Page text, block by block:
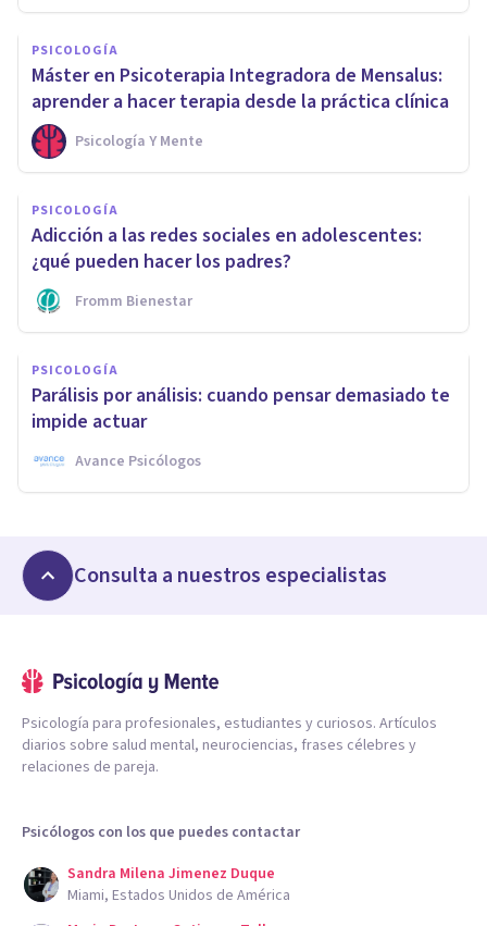
PSICOLOGÍA
Máster en Psicoterapia Integradora de Mensalus:
aprender a hacer terapia desde la práctica clínica
Psicología Y Mente
PSICOLOGÍA
Adicción a las redes sociales en adolescentes:
¿qué pueden hacer los padres?
Fromm Bienestar
PSICOLOGÍA
Parálisis por análisis: cuando pensar demasiado te
impide actuar
Avance Psicólogos
Consulta a nuestros especialistas
Psicología para profesionales, estudiantes y curiosos. Artículos
diarios sobre salud mental, neurociencias, frases célebres y
relaciones de pareja.
Psicólogos con los que puedes contactar
Sandra Milena Jimenez Duque
Miami, Estados Unidos de América